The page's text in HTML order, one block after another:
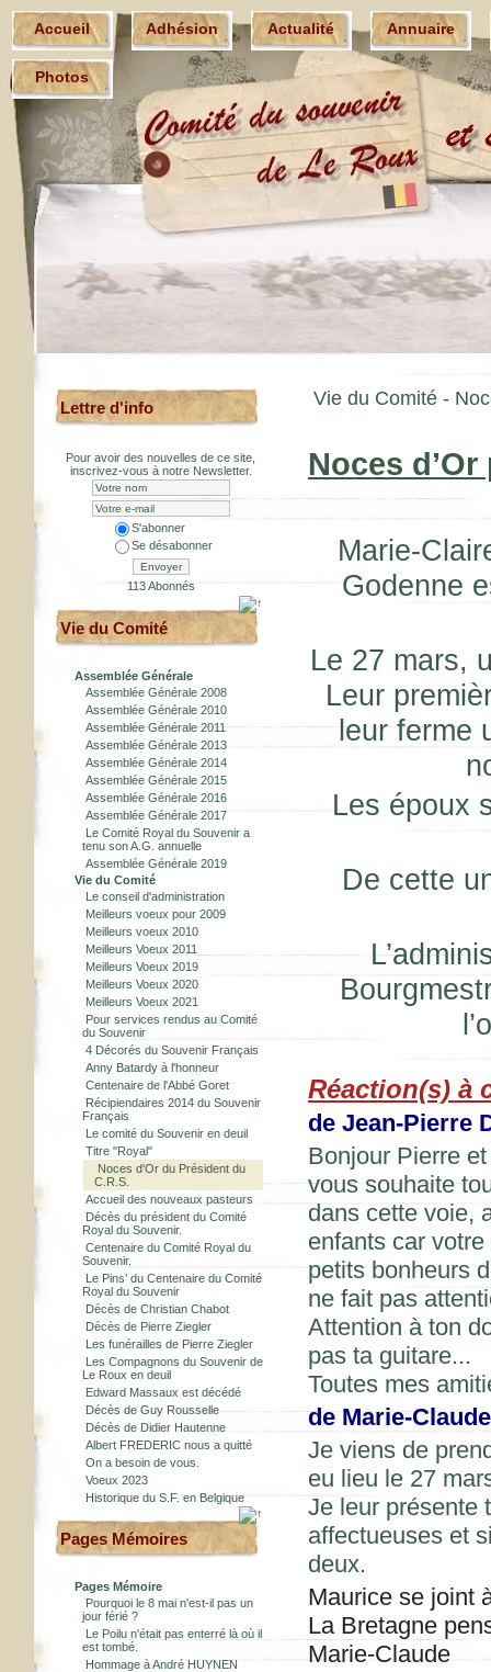
Accueil Adhésion Actualité Annuaire
Photos
Lettre d'info
Pour avoir des nouvelles de ce site,
inscrivez-vous à notre Newsletter.
S'abonner
Se désabonner
Envoyer
113 Abonnés
Vie du Comité
Assemblée Générale
Assemblée Générale 2008
Assemblée Générale 2010
Assemblée Générale 2011
Assemblée Générale 2013
Assemblée Générale 2014
Assemblée Générale 2015
Assemblée Générale 2016
Assemblée Générale 2017
Le Comité Royal du Souvenir a
tenu son A.G. annuelle
Assemblée Générale 2019
Vie du Comité
Le conseil d'administration
Meilleurs voeux pour 2009
Meilleurs voeux 2010
Meilleurs Voeux 2011
Meilleurs Voeux 2019
Meilleurs Voeux 2020
Meilleurs Voeux 2021
Pour services rendus au Comité
du Souvenir
4 Décorés du Souvenir Français
Anny Batardy à l'honneur
Centenaire de l'Abbé Goret
Récipiendaires 2014 du Souvenir
Français
Le comité du Souvenir en deuil
Titre "Royal"
Noces d'Or du Président du
C.R.S.
Accueil des nouveaux pasteurs
Décès du président du Comité
Royal du Souvenir.
Centenaire du Comité Royal du
Souvenir.
Le Pins’ du Centenaire du Comité
Royal du Souvenir
Décès de Christian Chabot
Décès de Pierre Ziegler
Les funérailles de Pierre Ziegler
Les Compagnons du Souvenir de
Le Roux en deuil
Edward Massaux est décédé
Décès de Guy Rousselle
Décès de Didier Hautenne
Albert FREDERIC nous a quitté
On a besoin de vous.
Voeux 2023
Historique du S.F. en Belgique
Pages Mémoires
Pages Mémoire
Pourquoi le 8 mai n'est-il pas un
jour férié ?
Le Poilu n'était pas enterré là où il
est tombé.
Hommage à André HUYNEN
Vie du Comité -
Noces
Marie-
Godenne
Le 27 mars,
Leur
leur ferme
Les époux
De cette
Réaction(s) à
de Jean-Pierre
Bonjour Pierre
vous souhaite
dans cette voie,
enfants car
petits bonheurs
ne fait pas
Attention à ton
pas ta guitare...
Toutes mes
de Marie-
Je viens de
eu lieu le 27
Je leur présente
affectueuses et
deux.
Maurice se joint
La Bretagne
Marie-Claude